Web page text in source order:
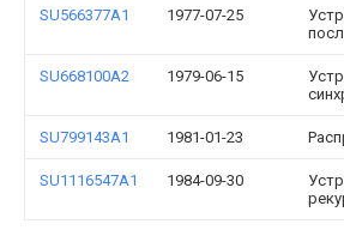
SU566377A1 1977-07-25
SU668100A2 1979-06-15
SU799143A1 1981-01-23
SU1116547A1 1984-09-30